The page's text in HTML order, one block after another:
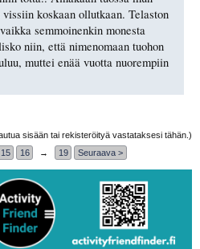
koskaan ollutkaan. Telaston
semmoinenkin monesta
niin, että nimenomaan tuohon
muttei enää vuotta nuorempiin
sisään tai rekisteröityä vastataksesi tähän.)
15 16 → 19 Seuraava >